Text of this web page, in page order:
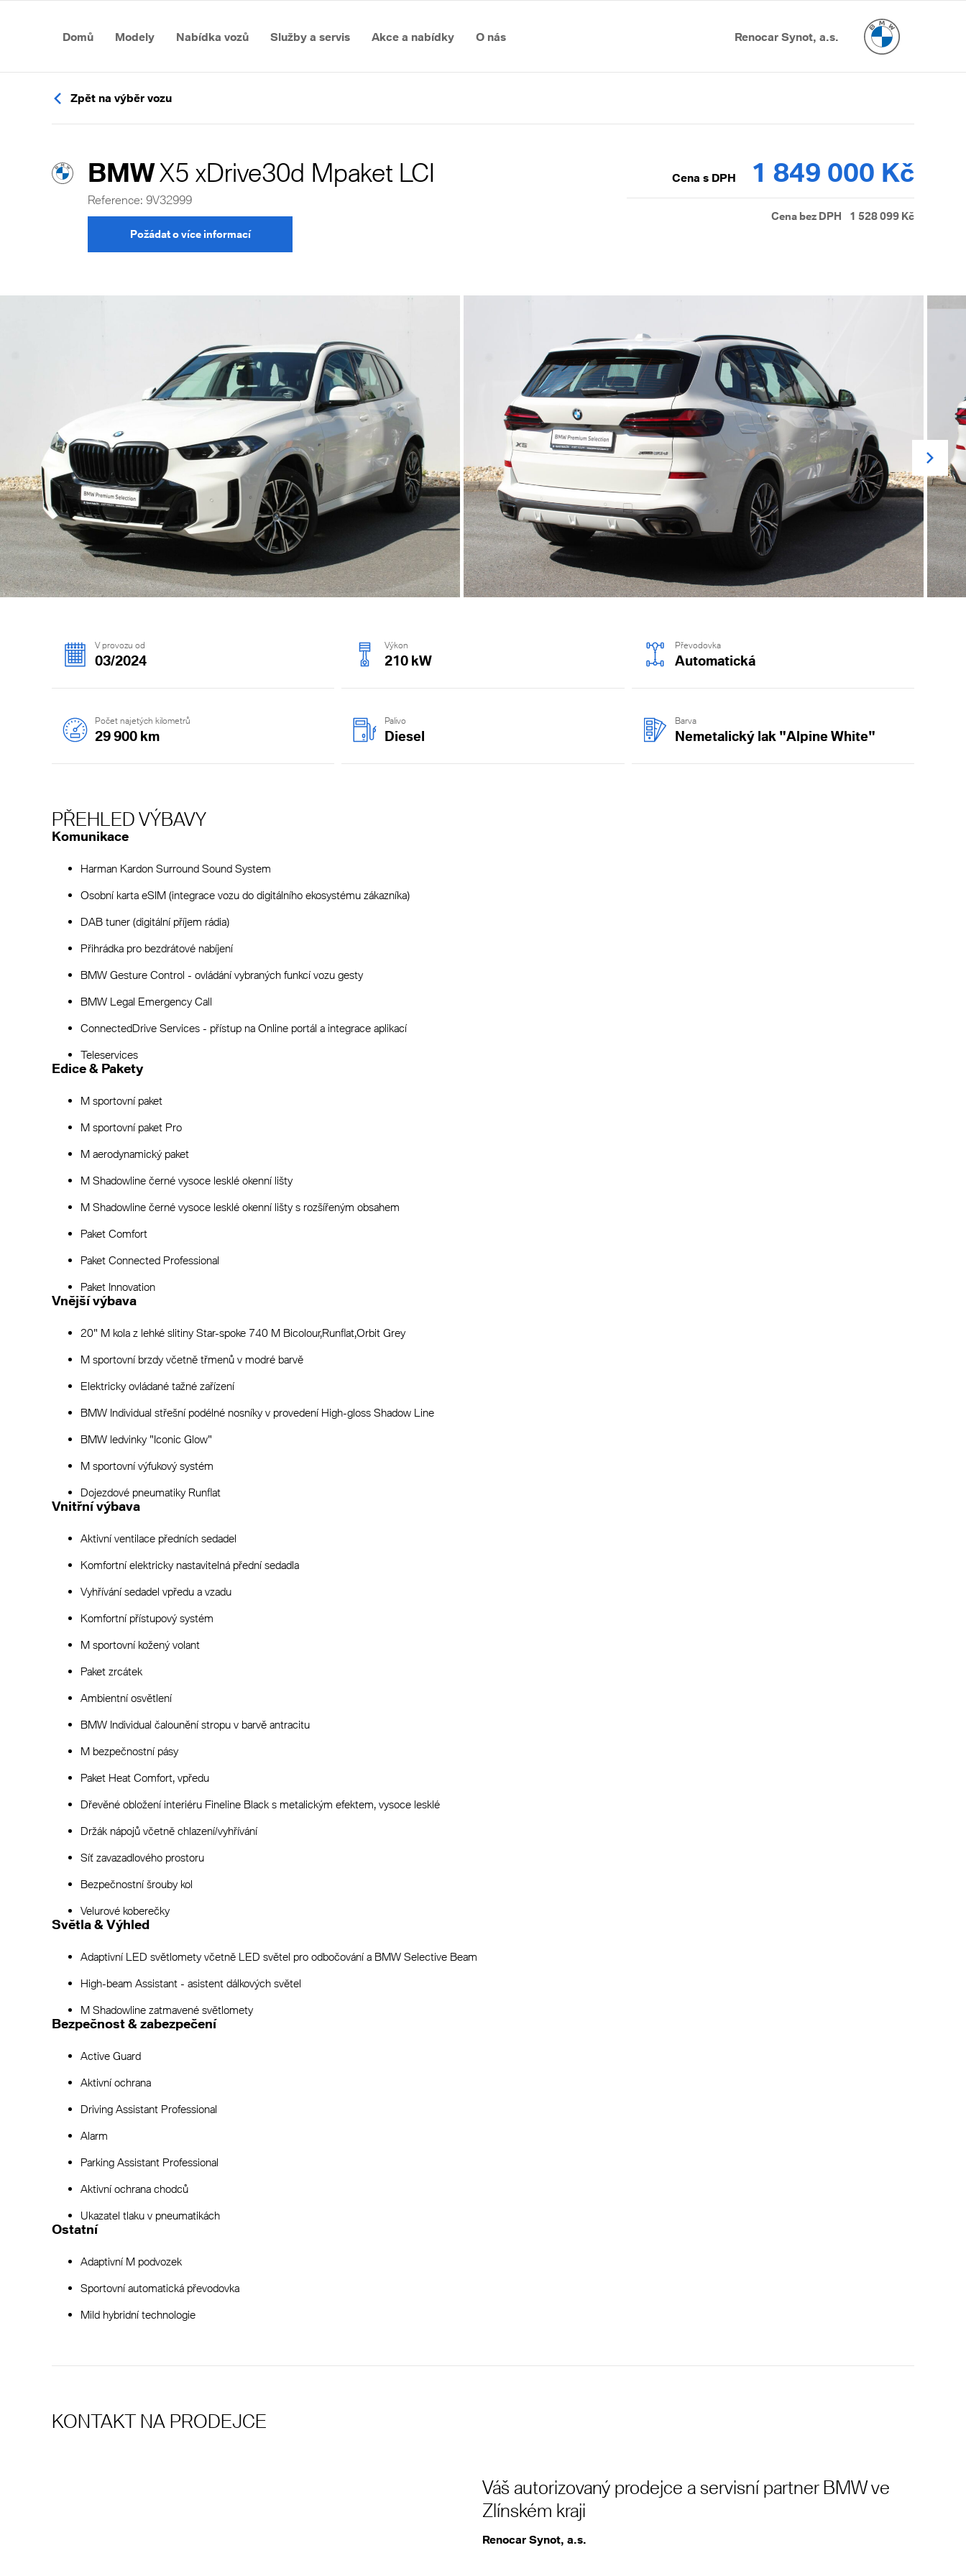
Domů Modely Nabídka vozů Služby a servis Akce a nabídky O nás Renocar Synot, a.s.
Zpět na výběr vozu
BMWX5 xDrive30d Mpaket LCI
Reference: 9V32999
Cena s DPH 1 849 000 Kč
Cena bez DPH
1 528 099 Kč
Požádat o více informací
V provozu od
03/2024
Výkon
210 kW
Převodovka
Automatická
Počet najetých kilometrů
29 900 km
Palivo
Diesel
Barva
Nemetalický lak "Alpine White"
PŘEHLED VÝBAVY
Komunikace
Harman Kardon Surround Sound System
Osobní karta eSIM (integrace vozu do digitálního ekosystému zákazníka)
DAB tuner (digitální příjem rádia)
Přihrádka pro bezdrátové nabíjení
BMW Gesture Control - ovládání vybraných funkcí vozu gesty
BMW Legal Emergency Call
ConnectedDrive Services - přístup na Online portál a integrace aplikací
Teleservices
Edice & Pakety
M sportovní paket
M sportovní paket Pro
M aerodynamický paket
M Shadowline černé vysoce lesklé okenní lišty
M Shadowline černé vysoce lesklé okenní lišty s rozšířeným obsahem
Paket Comfort
Paket Connected Professional
Paket Innovation
Vnější výbava
20" M kola z lehké slitiny Star-spoke 740 M Bicolour,Runflat,Orbit Grey
M sportovní brzdy včetně třmenů v modré barvě
Elektricky ovládané tažné zařízení
BMW Individual střešní podélné nosníky v provedení High-gloss Shadow Line
BMW ledvinky "Iconic Glow"
M sportovní výfukový systém
Dojezdové pneumatiky Runflat
Vnitřní výbava
Aktivní ventilace předních sedadel
Komfortní elektricky nastavitelná přední sedadla
Vyhřívání sedadel vpředu a vzadu
Komfortní přístupový systém
M sportovní kožený volant
Paket zrcátek
Ambientní osvětlení
BMW Individual čalounění stropu v barvě antracitu
M bezpečnostní pásy
Paket Heat Comfort, vpředu
Dřevěné obložení interiéru Fineline Black s metalickým efektem, vysoce lesklé
Držák nápojů včetně chlazení/vyhřívání
Síť zavazadlového prostoru
Bezpečnostní šrouby kol
Velurové koberečky
Světla & Výhled
Adaptivní LED světlomety včetně LED světel pro odbočování a BMW Selective Beam
High-beam Assistant - asistent dálkových světel
M Shadowline zatmavené světlomety
Bezpečnost & zabezpečení
Active Guard
Aktivní ochrana
Driving Assistant Professional
Alarm
Parking Assistant Professional
Aktivní ochrana chodců
Ukazatel tlaku v pneumatikách
Ostatní
Adaptivní M podvozek
Sportovní automatická převodovka
Mild hybridní technologie
KONTAKT NA PRODEJCE
Váš autorizovaný prodejce a servisní partner BMW ve
Zlínském kraji
Renocar Synot, a.s.